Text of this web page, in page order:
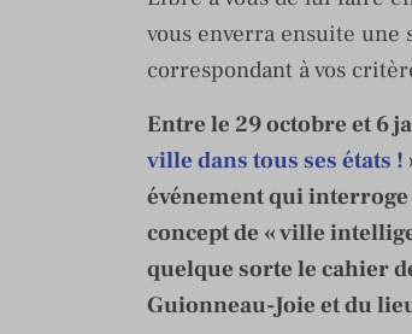
vous enverra ensuite
correspondant à vos
Entre le 29 octobre et 6
ville dans tous ses états !
événement qui
concept de « ville
quelque sorte le cahier
Guionneau-Joie et du